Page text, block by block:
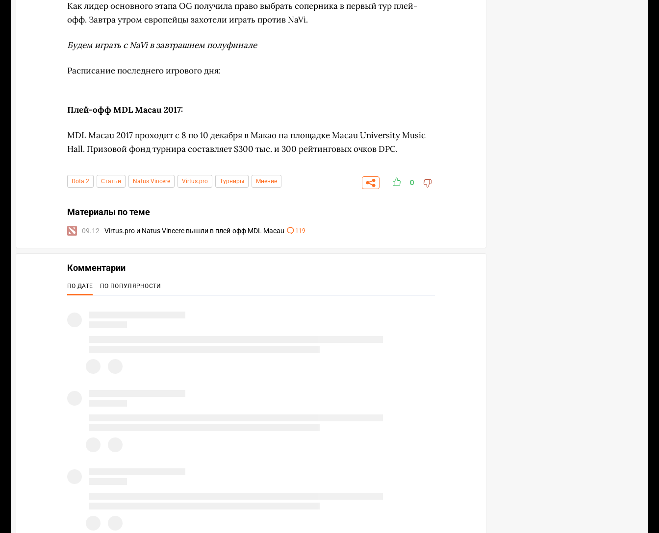
Как лидер основного этапа OG получила право выбрать соперника в первый тур плей-
офф. Завтра утром европейцы захотели играть против NaVi.
Будем играть с NaVi в завтрашнем полуфинале
Расписание последнего игрового дня:
Плей-офф MDL Macau 2017:
MDL Macau 2017 проходит с 8 по 10 декабря в Макао на площадке Macau University Music
Hall. Призовой фонд турнира составляет $300 тыс. и 300 рейтинговых очков DPC.
Dota 2 Статьи Natus Vincere Virtus.pro Турниры Мнение 0
Материалы по теме
09.12 Virtus.pro и Natus Vincere вышли в плей-офф MDL Macau 119
Комментарии
ПО ДАТЕ ПО ПОПУЛЯРНОСТИ